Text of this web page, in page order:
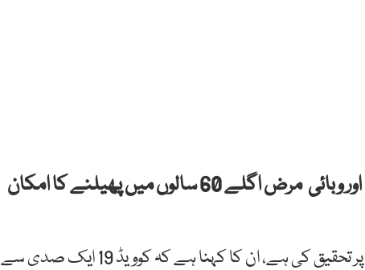
ماہرین نے خبردار کیا ہے کہ کوویڈ 19 جیسا ایک اور وبائی مرض اگلے 60 سالوں میں پھیلنے کا امکان
ماہرین نے 400 سالوں میں لاعلاج بیماریوں کے پھیلاؤ پر تحقیق کی ہے، ان کا کہنا ہے کہ کوویڈ 19 ایک صدی سے